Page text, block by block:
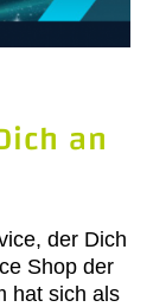
an
der Dich
Shop der
hat sich als